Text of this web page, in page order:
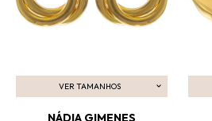
VER TAMANHOS
ADICIONAR AO CARRINHO
NÁDIA GIMENES